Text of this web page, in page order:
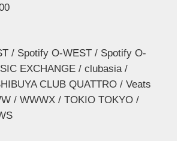
/ Spotify O-WEST / Spotify O-
EXCHANGE / clubasia /
CLUB QUATTRO / Veats
/ WWWX / TOKIO TOKYO /